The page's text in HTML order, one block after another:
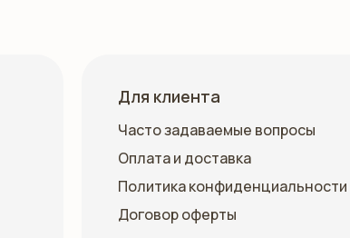
Для клиента
Часто задаваемые вопросы
Оплата и доставка
Политика конфиденциальности
Договор оферты